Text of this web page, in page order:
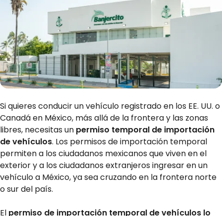
Si quieres conducir un vehículo registrado en los EE. UU. o
Canadá en México, más allá de la frontera y las zonas
libres, necesitas un permiso temporal de importación
de vehículos. Los permisos de importación temporal
permiten a los ciudadanos mexicanos que viven en el
exterior y a los ciudadanos extranjeros ingresar en un
vehículo a México, ya sea cruzando en la frontera norte
o sur del país.
El permiso de importación temporal de vehículos lo